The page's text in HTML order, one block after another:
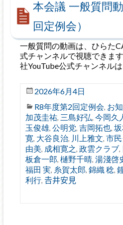
本会議 一般質問
回定例会）
一般質問の動画は、ひらた
式チャンネルで視聴できま
社YouTube公式チャンネル
2026年6月4日
R8年度第2回定例会, お
加茂圭祐, 三島好弘, 今岡久
玉俊雄, 公明党, 吉岡拓也,
寛, 大谷良治, 川上雅文, 市
由美, 成相寛之, 政雲クラブ,
板倉一郎, 樋野千晴, 湯淺啓
福田 実, 糸賀太郎, 錦織 稔,
利行, 𠮷井安見